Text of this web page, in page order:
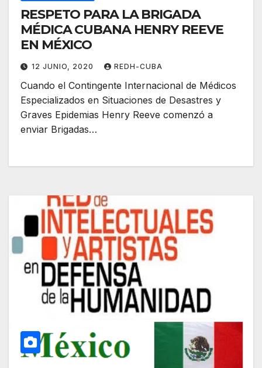
RESPETO PARA LA BRIGADA
MÉDICA CUBANA HENRY REEVE
EN MÉXICO
12 JUNIO, 2020 REDH-CUBA
Cuando el Contingente Internacional de Médicos
Especializados en Situaciones de Desastres y
Graves Epidemias Henry Reeve comenzó a
enviar Brigadas…